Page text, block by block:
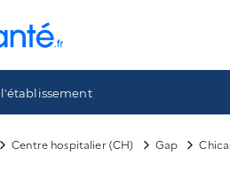
l'établissement
Centre hospitalier (CH) Gap